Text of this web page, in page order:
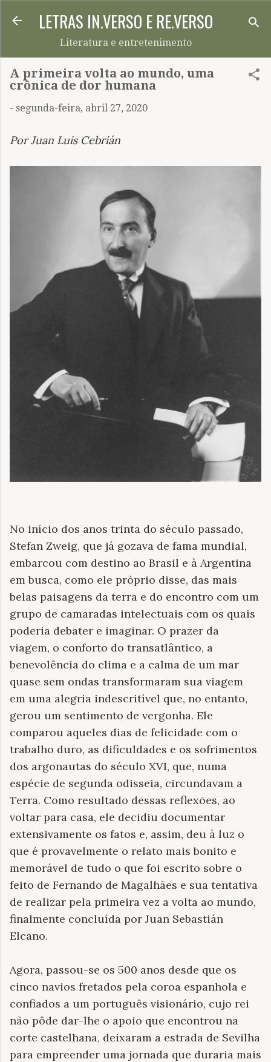
Pular para o conteúdo principal
LETRAS IN.VERSO E RE.VERSO
Literatura e entretenimento
A primeira volta ao mundo, uma
crônica de dor humana
- segunda-feira, abril 27, 2020
Por Juan Luis Cebrián
No início dos anos trinta do século passado,
Stefan Zweig, que já gozava de fama mundial,
embarcou com destino ao Brasil e à Argentina
em busca, como ele próprio disse, das mais
belas paisagens da terra e do encontro com um
grupo de camaradas intelectuais com os quais
poderia debater e imaginar. O prazer da
viagem, o conforto do transatlântico, a
benevolência do clima e a calma de um mar
quase sem ondas transformaram sua viagem
em uma alegria indescritível que, no entanto,
gerou um sentimento de vergonha. Ele
comparou aqueles dias de felicidade com o
trabalho duro, as dificuldades e os sofrimentos
dos argonautas do século XVI, que, numa
espécie de segunda odisseia, circundavam a
Terra. Como resultado dessas reflexões, ao
voltar para casa, ele decidiu documentar
extensivamente os fatos e, assim, deu à luz o
que é provavelmente o relato mais bonito e
memorável de tudo o que foi escrito sobre o
feito de Fernando de Magalhães e sua tentativa
de realizar pela primeira vez a volta ao mundo,
finalmente concluída por Juan Sebastián
Elcano.
Agora, passou-se os 500 anos desde que os
cinco navios fretados pela coroa espanhola e
confiados a um português visionário, cujo rei
não pôde dar-lhe o apoio que encontrou na
corte castelhana, deixaram a estrada de Sevilha
para empreender uma jornada que duraria mais